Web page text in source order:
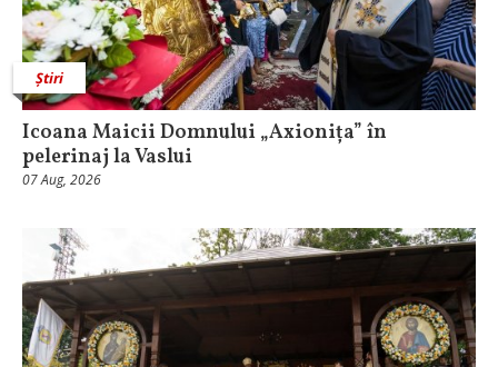
Știri
Icoana Maicii Domnului „Axionița” în
pelerinaj la Vaslui
07 Aug, 2026